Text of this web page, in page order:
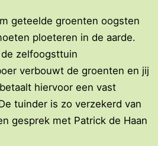
geteelde groenten oogsten
ploeteren in de aarde.
zelfoogsttuin
verbouwt de groenten en jij
hiervoor een vast
tuinder is zo verzekerd van
gesprek met Patrick de Haan